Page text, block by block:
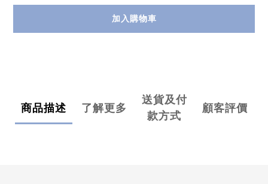
加入購物車
商品描述 了解更多
送貨及付
款方式
顧客評價